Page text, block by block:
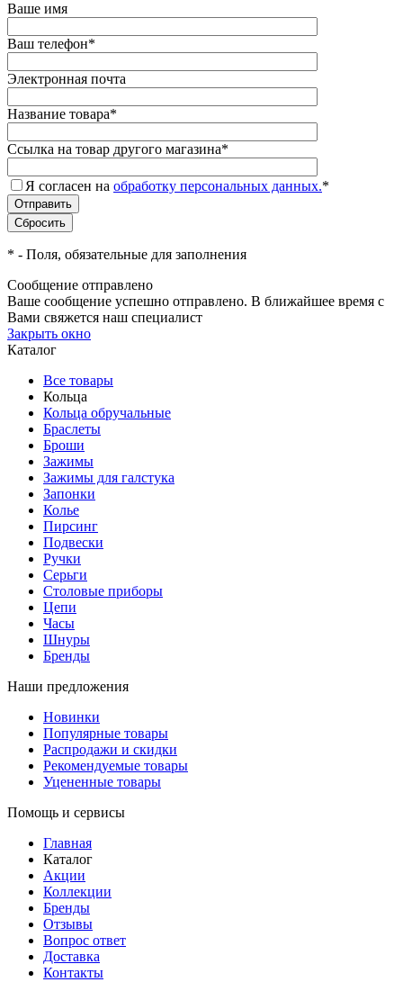
Ваше имя
Ваш телефон*
Электронная почта
Название товара*
Ссылка на товар другого магазина*
Я согласен на обработку персональных данных.*
* - Поля, обязательные для заполнения
Сообщение отправлено
Ваше сообщение успешно отправлено. В ближайшее время с
Вами свяжется наш специалист
Закрыть окно
Каталог
Все товары
Кольца
Кольца обручальные
Браслеты
Броши
Зажимы
Зажимы для галстука
Запонки
Колье
Пирсинг
Подвески
Ручки
Серьги
Столовые приборы
Цепи
Часы
Шнуры
Бренды
Наши предложения
Новинки
Популярные товары
Распродажи и скидки
Рекомендуемые товары
Уцененные товары
Помощь и сервисы
Главная
Каталог
Акции
Коллекции
Бренды
Отзывы
Вопрос ответ
Доставка
Контакты